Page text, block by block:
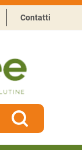
Contatti
Cerca Prodotto